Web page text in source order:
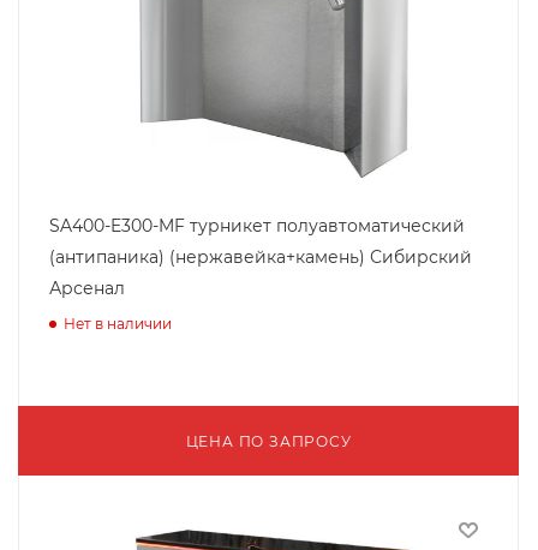
SA400-E300-MF турникет полуавтоматический
(антипаника) (нержавейка+камень) Сибирский
Арсенал
Нет в наличии
ЦЕНА ПО ЗАПРОСУ